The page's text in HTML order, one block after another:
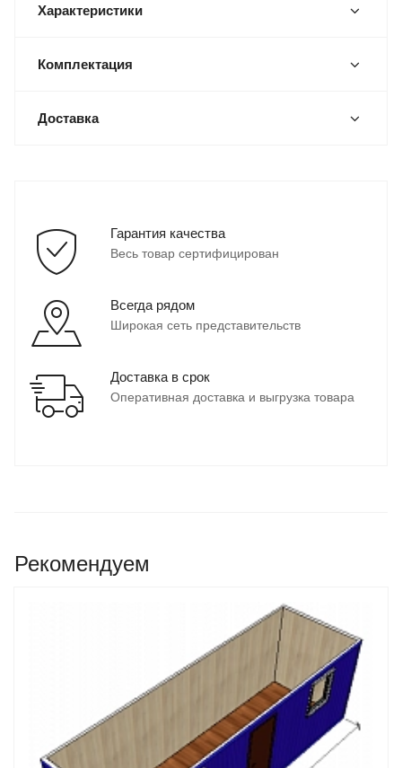
Характеристики
Комплектация
Доставка
Гарантия качества
Весь товар сертифицирован
Всегда рядом
Широкая сеть представительств
Доставка в срок
Оперативная доставка и выгрузка товара
Рекомендуем